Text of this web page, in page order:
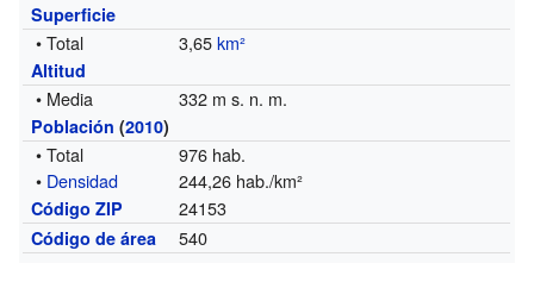
Superficie
• Total 3,65km²
Altitud
• Media 332 m s. n. m.
Población (2010)
• Total
976 hab.
• Densidad 244,26 hab./km²
Código ZIP 24153
Código de área 540